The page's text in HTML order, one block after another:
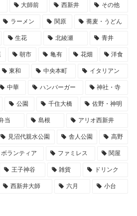
大師前 西新井 その他
ラーメン 関原 蕎麦・うどん
生花 北綾瀬 青井
朝市 亀有 花畑 洋食
東和 中央本町 イタリアン
中華 ハンバーガー 神社・寺
公園 千住大橋 佐野・神明
当 島根 アリオ西新井
見沼代親水公園 舎人公園 高野
ボランティア ファミレス 関屋
王子神谷 雑貨 ドリンク
西新井大師 六月 小台